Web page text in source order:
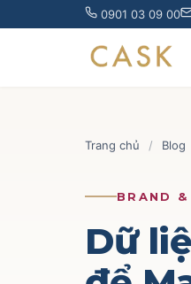
0901 03 09 00
Trang chủ / Blog
BRAND
Dữ